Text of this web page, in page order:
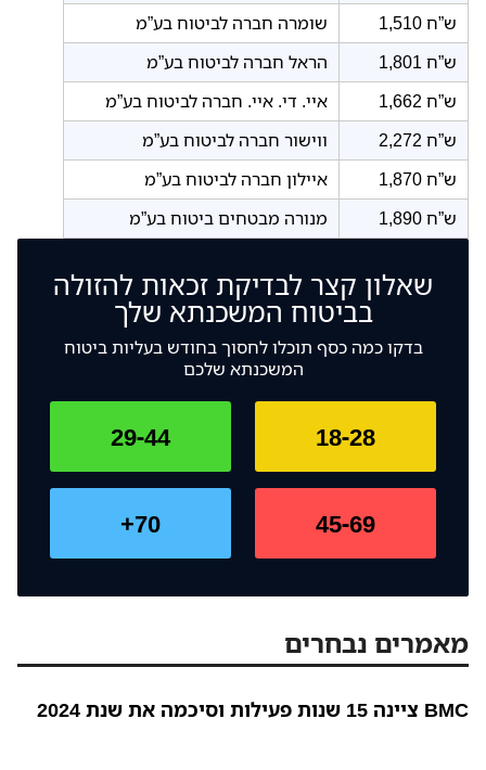
שומרה חברה לביטוח בע”מ
1,510 ש”ח
הראל חברה לביטוח בע”מ
1,801 ש”ח
איי. די. איי. חברה לביטוח בע”מ
1,662 ש”ח
ווישור חברה לביטוח בע”מ
2,272 ש”ח
איילון חברה לביטוח בע”מ
1,870 ש”ח
מנורה מבטחים ביטוח בע”מ
1,890 ש”ח
שאלון קצר לבדיקת זכאות להזולה
בביטוח המשכנתא שלך
בדקו כמה כסף תוכלו לחסוך בחודש בעליות ביטוח
המשכנתא שלכם
18-28
29-44
45-69
70+
מאמרים נבחרים
BMC ציינה 15 שנות פעילות וסיכמה את שנת 2024